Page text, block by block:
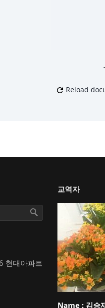
Reload
현대아파트
교역자
Name :김승